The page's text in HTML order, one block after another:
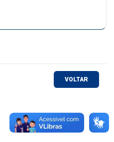
VOLTAR